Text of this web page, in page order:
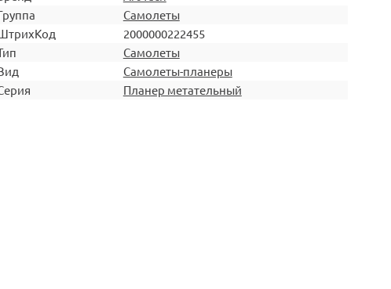
Самолеты
2000000222455
Самолеты
Самолеты-планеры
Планер метательный